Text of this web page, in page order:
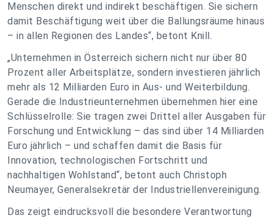
Menschen direkt und indirekt beschäftigen. Sie sichern
damit Beschäftigung weit über die Ballungsräume hinaus
– in allen Regionen des Landes“, betont Knill.
„Unternehmen in Österreich sichern nicht nur über 80
Prozent aller Arbeitsplätze, sondern investieren jährlich
mehr als 12 Milliarden Euro in Aus- und Weiterbildung.
Gerade die Industrieunternehmen übernehmen hier eine
Schlüsselrolle: Sie tragen zwei Drittel aller Ausgaben für
Forschung und Entwicklung – das sind über 14 Milliarden
Euro jährlich – und schaffen damit die Basis für
Innovation, technologischen Fortschritt und
nachhaltigen Wohlstand“, betont auch Christoph
Neumayer, Generalsekretär der Industriellenvereinigung.
Das zeigt eindrucksvoll die besondere Verantwortung